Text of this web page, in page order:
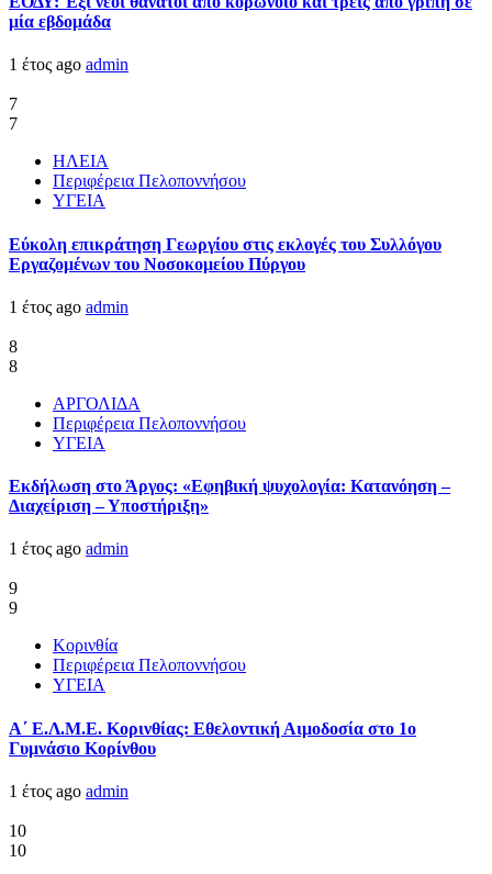
μία εβδομάδα
1 έτος ago admin
7
7
ΗΛΕΙΑ
Περιφέρεια Πελοποννήσου
ΥΓΕΙΑ
Εύκολη επικράτηση Γεωργίου στις εκλογές του Συλλόγου
Εργαζομένων του Νοσοκομείου Πύργου
1 έτος ago admin
8
8
ΑΡΓΟΛΙΔΑ
Περιφέρεια Πελοποννήσου
ΥΓΕΙΑ
Εκδήλωση στο Άργος: «Εφηβική ψυχολογία: Κατανόηση –
Διαχείριση – Υποστήριξη»
1 έτος ago admin
9
9
Κορινθία
Περιφέρεια Πελοποννήσου
ΥΓΕΙΑ
Α΄ Ε.Λ.Μ.Ε. Κορινθίας: Εθελοντική Αιμοδοσία στο 1ο
Γυμνάσιο Κορίνθου
1 έτος ago admin
10
10